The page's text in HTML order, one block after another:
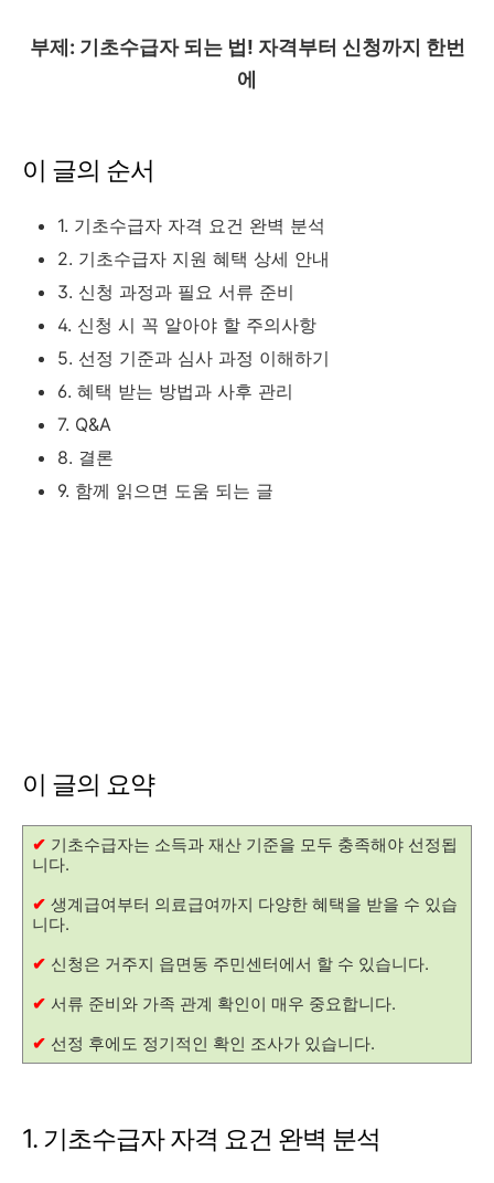
부제: 기초수급자 되는 법! 자격부터 신청까지 한번
에
이 글의 순서
1. 기초수급자 자격 요건 완벽 분석
2. 기초수급자 지원 혜택 상세 안내
3. 신청 과정과 필요 서류 준비
4. 신청 시 꼭 알아야 할 주의사항
5. 선정 기준과 심사 과정 이해하기
6. 혜택 받는 방법과 사후 관리
7. Q&A
8. 결론
9. 함께 읽으면 도움 되는 글
이 글의 요약
✔ 기초수급자는 소득과 재산 기준을 모두 충족해야 선정됩
니다.
✔ 생계급여부터 의료급여까지 다양한 혜택을 받을 수 있습
니다.
✔ 신청은 거주지 읍면동 주민센터에서 할 수 있습니다.
✔ 서류 준비와 가족 관계 확인이 매우 중요합니다.
✔ 선정 후에도 정기적인 확인 조사가 있습니다.
1. 기초수급자 자격 요건 완벽 분석